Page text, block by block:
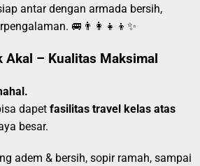
antar dengan armada bersih,
🚐👨‍👩‍👧‍👦✨
Akal – Kualitas Maksimal
dapet fasilitas travel kelas atas
besar.
adem & bersih, sopir ramah, sampai